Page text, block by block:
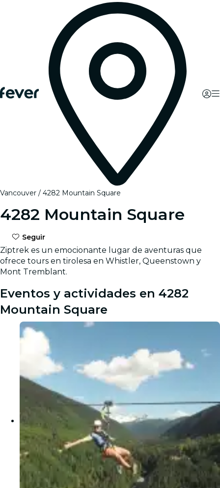
Vancouver 4282 Mountain Square
4282 Mountain Square
Seguir
Ziptrek es un emocionante lugar de aventuras que
ofrece tours en tirolesa en Whistler, Queenstown y
Mont Tremblant.
Eventos y actividades en 4282
Mountain Square